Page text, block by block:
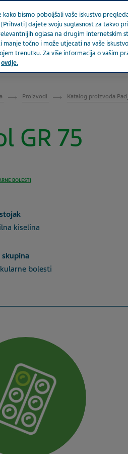
Proizvodi Katalog proizvoda
GR 75
BOLESTI
kiselina
skupina
bolesti
bismo poboljšali vaše iskustvo
dajete svoju suglasnost za takvo
oglasa na drugim internetskim
točno i može utjecati na vaše
trenutku. Za više informacija o vašim
ovdje.